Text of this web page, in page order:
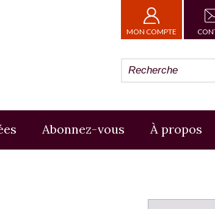
MON COMPTE
Abonnez-vous À propos